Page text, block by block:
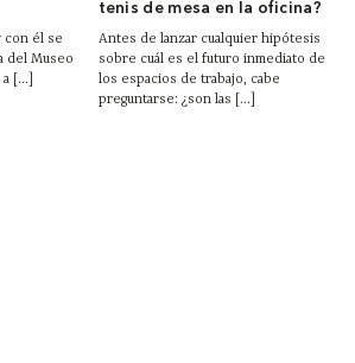
con él se
del Museo
[...]
tenis de mesa en la oficina?
Antes de lanzar cualquier hipótesis
sobre cuál es el futuro inmediato de
los espacios de trabajo, cabe
preguntarse: ¿son las [...]